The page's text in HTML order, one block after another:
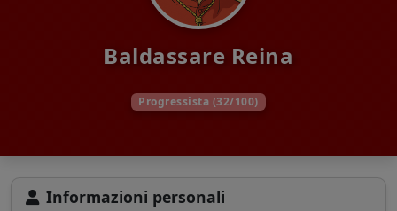
Baldassare Reina
Progressista (32/100)
Informazioni personali